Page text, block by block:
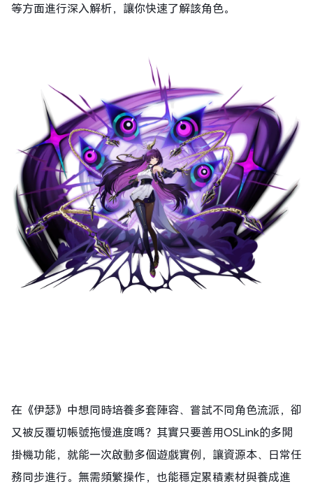
等方面進行深入解析，讓你快速了解該角色。
在《伊瑟》中想同時培養多套陣容、嘗試不同角色流派，卻
又被反覆切帳號拖慢進度嗎？其實只要善用OSLink的多開
掛機功能，就能一次啟動多個遊戲實例，讓資源本、日常任
務同步進行。無需頻繁操作，也能穩定累積素材與養成進